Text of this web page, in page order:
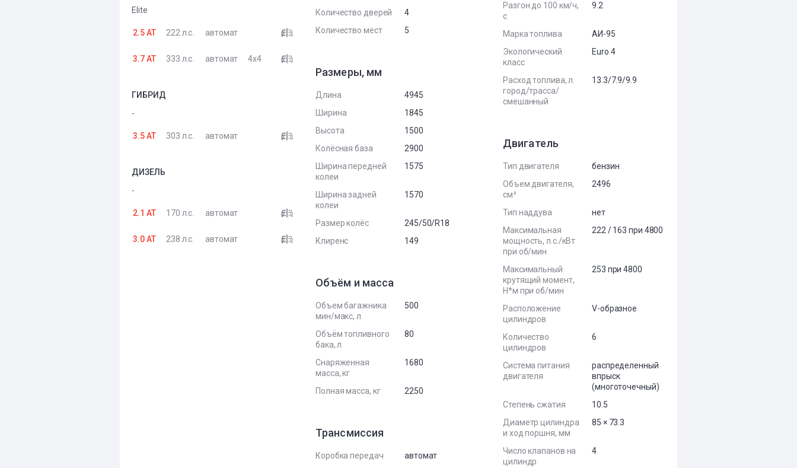
Elite
2.5 AT 222 л.с. автомат
3.7 AT 333 л.с. автомат 4x4
ГИБРИД
-
3.5 AT 303 л.с. автомат
ДИЗЕЛЬ
-
2.1 AT 170 л.с. автомат
3.0 AT 238 л.с. автомат
Количество дверей
4
Количество мест
5
Размеры, мм
Длина
4945
Ширина
1845
Высота
1500
Колёсная база
2900
Ширина передней
колеи
1575
Ширина задней
колеи
1570
Размер колёс
245/50/R18
Клиренс
149
Объём и масса
Объем багажника
мин/макс, л
500
Объём топливного
бака, л
80
Снаряженная
масса, кг
1680
Полная масса, кг 2250
Трансмиссия
Коробка передач
автомат
Разгон до 100 км/ч,
с
9.2
Марка топлива
АИ-95
Экологический
класс
Euro 4
Расход топлива, л
город/трасса/
смешанный
13.3/7.9/9.9
Двигатель
Тип двигателя
бензин
Объем двигателя,
см³
2496
Тип наддува
нет
Максимальная
мощность, л.с./кВт
при об/мин
222 / 163 при 4800
Максимальный
крутящий момент,
Н*м при об/мин
253 при 4800
Расположение
цилиндров
V-образное
Количество
цилиндров
6
Система питания
двигателя
распределенный
впрыск
(многоточечный)
Степень сжатия
10.5
Диаметр цилиндра
и ход поршня, мм
85 × 73.3
Число клапанов на
цилиндр
4